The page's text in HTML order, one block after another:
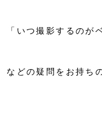
「いつ撮影するの
などの疑問をお持ち